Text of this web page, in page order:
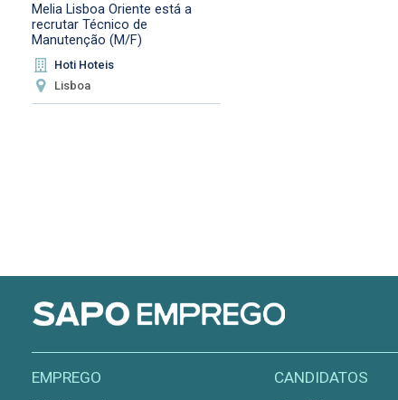
Melia Lisboa Oriente está a
recrutar Técnico de
Manutenção (M/F)
Hoti Hoteis
Lisboa
EMPREGO CANDIDATOS